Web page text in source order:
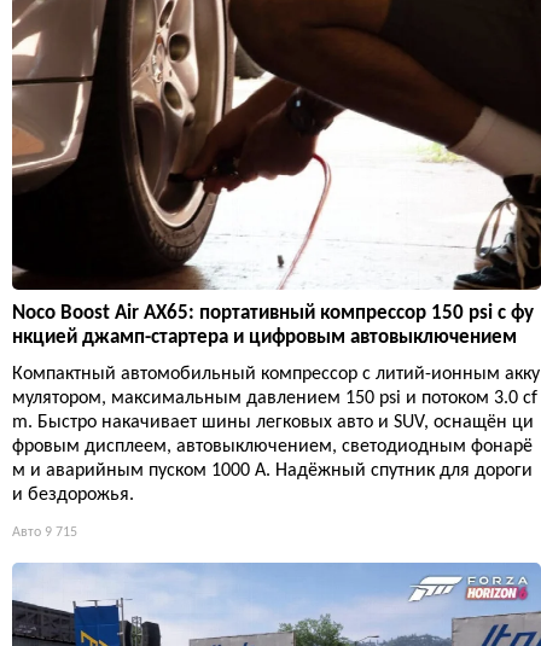
Noco Boost Air AX65: портативный компрессор 150 psi с фу
нкцией джамп-стартера и цифровым автовыключением
Компактный автомобильный компрессор с литий-ионным акку
мулятором, максимальным давлением 150 psi и потоком 3.0 cf
m. Быстро накачивает шины легковых авто и SUV, оснащён ци
фровым дисплеем, автовыключением, светодиодным фонарё
м и аварийным пуском 1000 А. Надёжный спутник для дороги
и бездорожья.
Авто 9 715